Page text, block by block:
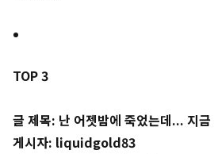
TOP 3
글 제목: 난 어젯밤에 죽었는데... 지
게시자: liquidgold83